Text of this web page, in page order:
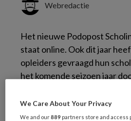
Webredactie
Het nieuwe Podopost
staat online. Ook dit jaar
opleiders gevraagd hun
het komende seizoen jaar
scholing wordt gegeven, wat
opleider aanbiedt of op
We Care About Your Privacy
We and our889 partners store and access